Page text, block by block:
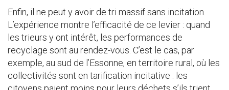
Enfin, il ne peut y avoir de tri massif sans incitation.
L’expérience montre l’efficacité de ce levier : quand
les trieurs y ont intérêt, les performances de
recyclage sont au rendez-vous. C’est le cas, par
exemple, au sud de l’Essonne, en territoire rural, où les
collectivités sont en tarification incitative : les